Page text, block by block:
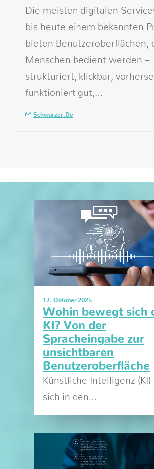
Die meisten digitalen
bis heute einem bekannten
bieten Benutzeroberflächen,
Menschen bedient werden –
strukturiert, klickbar,
funktioniert gut,…
Schwarzer.de
17. Oktober 2025
Wohin bewegt sich
KI? Von der
Spracheingabe zur
unsichtbaren
Benutzeroberfläche
Künstliche Intelligenz (KI)
sich in den…